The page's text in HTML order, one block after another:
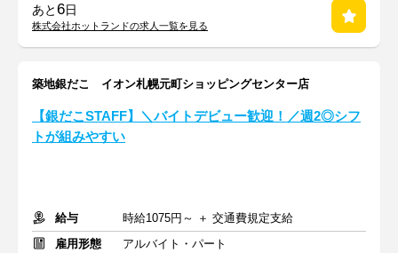
あと6日
株式会社ホットランドの求人一覧を見る
築地銀だこ イオン札幌元町ショッピングセンター店
【銀だこSTAFF】＼バイトデビュー歓迎！／週2◎シフ
トが組みやすい
給与
時給1075円～ ＋ 交通費規定支給
雇用形態
アルバイト・パート